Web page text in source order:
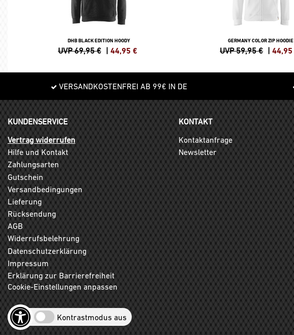
DHB BLACK EDITION HOODY
UVP 69,95 € | 44,95 €
GERMANY COLOR ZIP HOODIE
UVP 59,95 € |44,95
VERSANDKOSTENFREI AB 99€ IN DE
KUNDENSERVICE
Vertrag widerrufen
Hilfe und Kontakt
Zahlungsarten
Gutschein
Versandbedingungen
Lieferung
Rücksendung
AGB
Widerrufsbelehrung
Datenschutzerklärung
Impressum
Erklärung zur Barrierefreiheit
Cookie-Einstellungen anpassen
Kontrastmodus aus
KONTAKT
Kontaktanfrage
Newsletter